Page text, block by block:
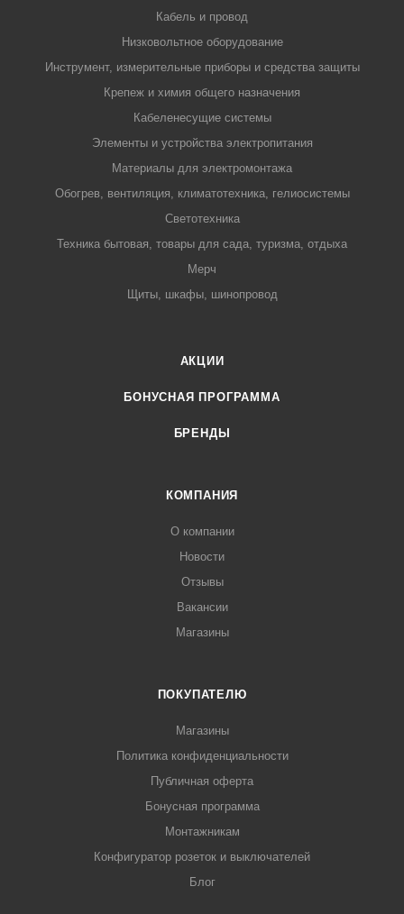
Кабель и провод
Низковольтное оборудование
Инструмент, измерительные приборы и средства защиты
Крепеж и химия общего назначения
Кабеленесущие системы
Элементы и устройства электропитания
Материалы для электромонтажа
Обогрев, вентиляция, климатотехника, гелиосистемы
Светотехника
Техника бытовая, товары для сада, туризма, отдыха
Мерч
Щиты, шкафы, шинопровод
АКЦИИ
БОНУСНАЯ ПРОГРАММА
БРЕНДЫ
КОМПАНИЯ
О компании
Новости
Отзывы
Вакансии
Магазины
ПОКУПАТЕЛЮ
Магазины
Политика конфиденциальности
Публичная оферта
Бонусная программа
Монтажникам
Конфигуратор розеток и выключателей
Блог